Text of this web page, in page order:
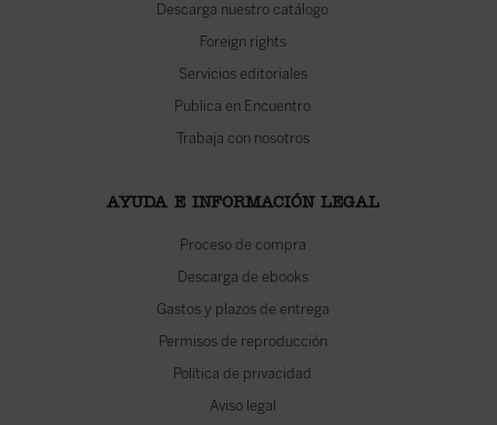
Descarga nuestro catálogo
Foreign rights
Servicios editoriales
Publica en Encuentro
Trabaja con nosotros
AYUDA E INFORMACIÓN LEGAL
Proceso de compra
Descarga de ebooks
Gastos y plazos de entrega
Permisos de reproducción
Política de privacidad
Aviso legal